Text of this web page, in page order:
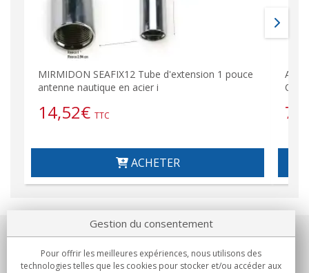
MIRMIDON SEAFIX12 Tube d'extension 1 pouce
antenne nautique en acier i
14,52€ TTC
ACHETER
CB
Notre société
Gestion du consentement
Pour offrir les meilleures expériences, nous utilisons des
technologies telles que les cookies pour stocker et/ou accéder aux